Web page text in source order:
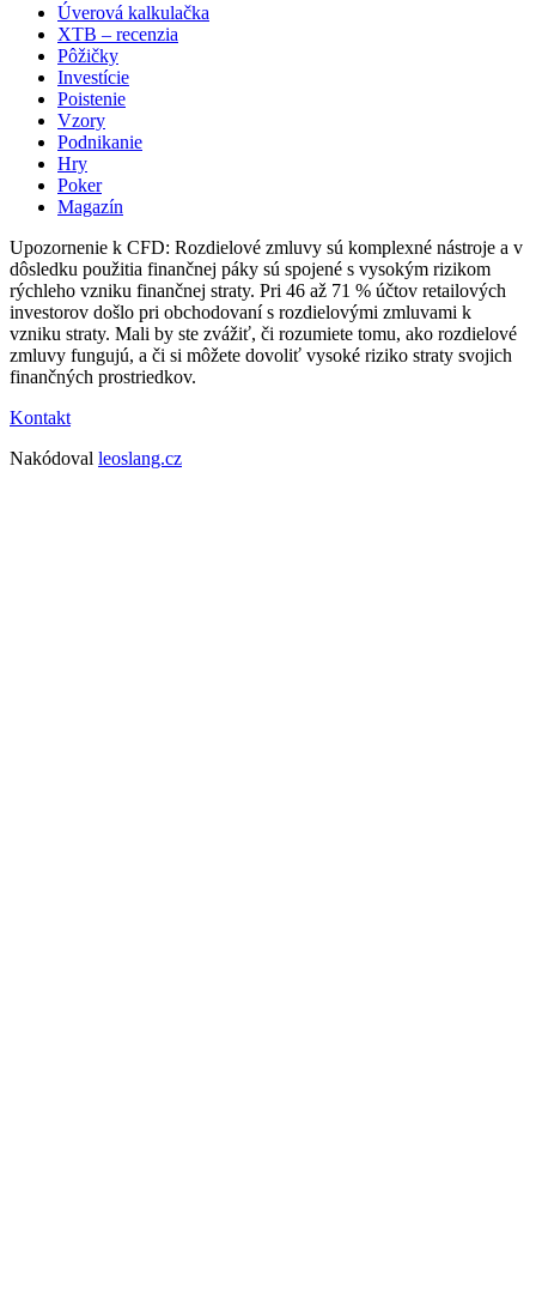
Úverová kalkulačka
XTB – recenzia
Pôžičky
Investície
Poistenie
Vzory
Podnikanie
Hry
Poker
Magazín
Upozornenie k CFD: Rozdielové zmluvy sú komplexné nástroje a v
dôsledku použitia finančnej páky sú spojené s vysokým rizikom
rýchleho vzniku finančnej straty. Pri 46 až 71 % účtov retailových
investorov došlo pri obchodovaní s rozdielovými zmluvami k
vzniku straty. Mali by ste zvážiť, či rozumiete tomu, ako rozdielové
zmluvy fungujú, a či si môžete dovoliť vysoké riziko straty svojich
finančných prostriedkov.
Kontakt
Nakódoval leoslang.cz